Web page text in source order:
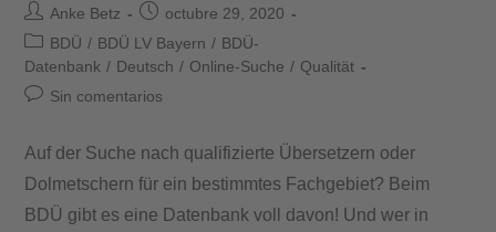
Anke Betz
octubre 29, 2020
BDÜ / BDÜ LV Bayern / BDÜ-
Datenbank / Deutsch / Online-Suche / Qualität
Sin comentarios
Auf der Suche nach qualifizierte Übersetzern oder
Dolmetschern für ein bestimmtes Fachgebiet? Beim
BDÜ gibt es eine Datenbank voll davon! Und wer in